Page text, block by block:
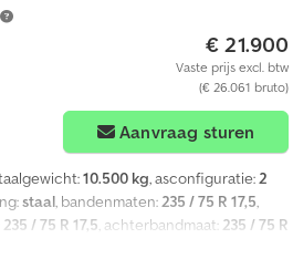
voorbehouden, Voorbeeldfoto’s,
€ 21.900
Vaste prijs excl. btw
(€ 26.061 bruto)
Aanvraag sturen
10.500 kg, asconfiguratie: 2
staal , bandenmaten: 235 / 75 R 17,5
235 / 75 R 17,5 , achterbandmaat: 235 / 75 R